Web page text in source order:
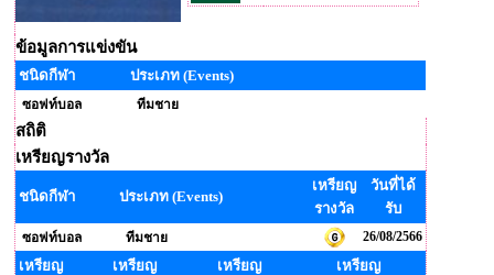
ข้อมูลการแข่งขัน
ชนิดกีฬา ประเภท (Events)
ซอฟท์บอล ทีมชาย
สถิติ
เหรียญรางวัล
ชนิดกีฬา ประเภท (Events)
เหรียญ
รางวัล
วันที่ได้
รับ
ซอฟท์บอล ทีมชาย 26/08/2566
เหรียญ
เหรียญ
เหรียญ
เหรียญ